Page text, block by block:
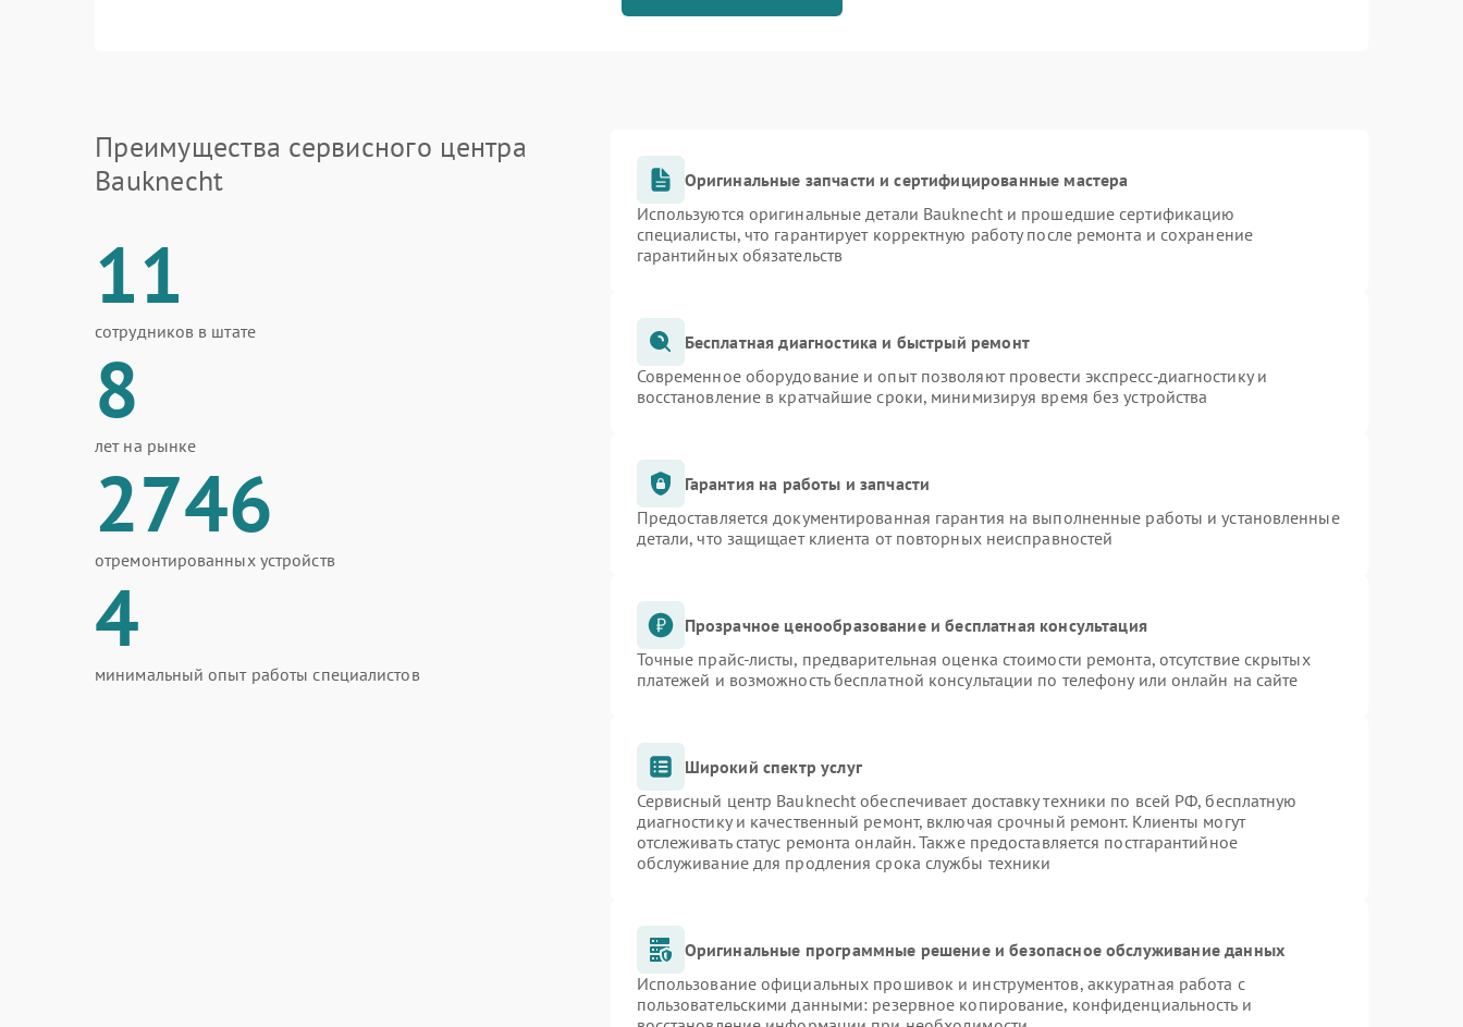
Преимущества сервисного центра
Bauknecht
11
сотрудников в штате
8
лет на рынке
2746
отремонтированных устройств
4
минимальный опыт работы специалистов
Оригинальные запчасти и сертифицированные мастера
Используются оригинальные детали Bauknecht и прошедшие сертификацию
специалисты, что гарантирует корректную работу после ремонта и сохранение
гарантийных обязательств
Бесплатная диагностика и быстрый ремонт
Современное оборудование и опыт позволяют провести экспресс-диагностику и
восстановление в кратчайшие сроки, минимизируя время без устройства
Гарантия на работы и запчасти
Предоставляется документированная гарантия на выполненные работы и установленные
детали, что защищает клиента от повторных неисправностей
Прозрачное ценообразование и бесплатная консультация
Точные прайс-листы, предварительная оценка стоимости ремонта, отсутствие скрытых
платежей и возможность бесплатной консультации по телефону или онлайн на сайте
Широкий спектр услуг
Сервисный центр Bauknecht обеспечивает доставку техники по всей РФ, бесплатную
диагностику и качественный ремонт, включая срочный ремонт. Клиенты могут
отслеживать статус ремонта онлайн. Также предоставляется постгарантийное
обслуживание для продления срока службы техники
Оригинальные программные решение и безопасное обслуживание данных
Использование официальных прошивок и инструментов, аккуратная работа с
пользовательскими данными: резервное копирование, конфиденциальность и